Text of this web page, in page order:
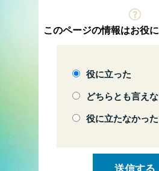
このページの情報はお役
役に立った
どちらとも言え
役に立たなかった